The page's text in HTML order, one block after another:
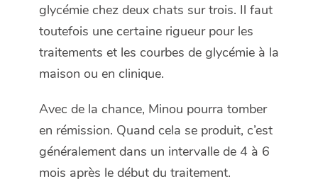
glycémie chez deux chats sur trois. Il faut
toutefois une certaine rigueur pour les
traitements et les courbes de glycémie à la
maison ou en clinique.
Avec de la chance, Minou pourra tomber
en rémission. Quand cela se produit, c’est
généralement dans un intervalle de 4 à 6
mois après le début du traitement.